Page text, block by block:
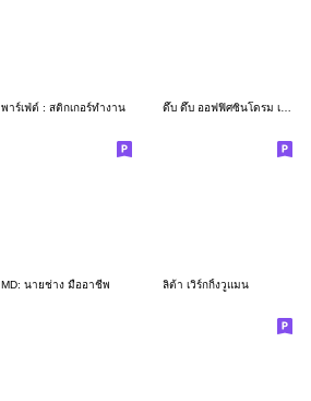
พาร์เฟ่ต์ : สติกเกอร์ทำงาน ดึ๊บ ดึ๊บ ออฟฟิศซินโดรม เจ็ด
MD: นายช่าง มืออาชีพ ลิต้า เวิร์กกิ้งวูแมน